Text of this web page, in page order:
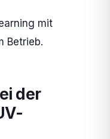
mit
Betrieb.
der